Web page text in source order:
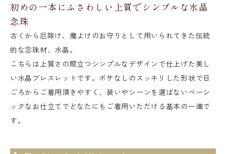
初めの一本にふさわしい上質でシンプルな水晶
念珠
古くから厄除け、魔よけのお守りとして用いられてきた伝統
的な念珠材、水晶。
こちらは上質さの際立つシンプルなデザインで仕上げた美し
い水晶ブレスレットです。ボサなしのスッキリした形状で日
ごろからご着用頂きやすく、装いやシーンを選ばないベーシ
ックなお仕立てでどなたにもご着用いただける基本の一連で
す。